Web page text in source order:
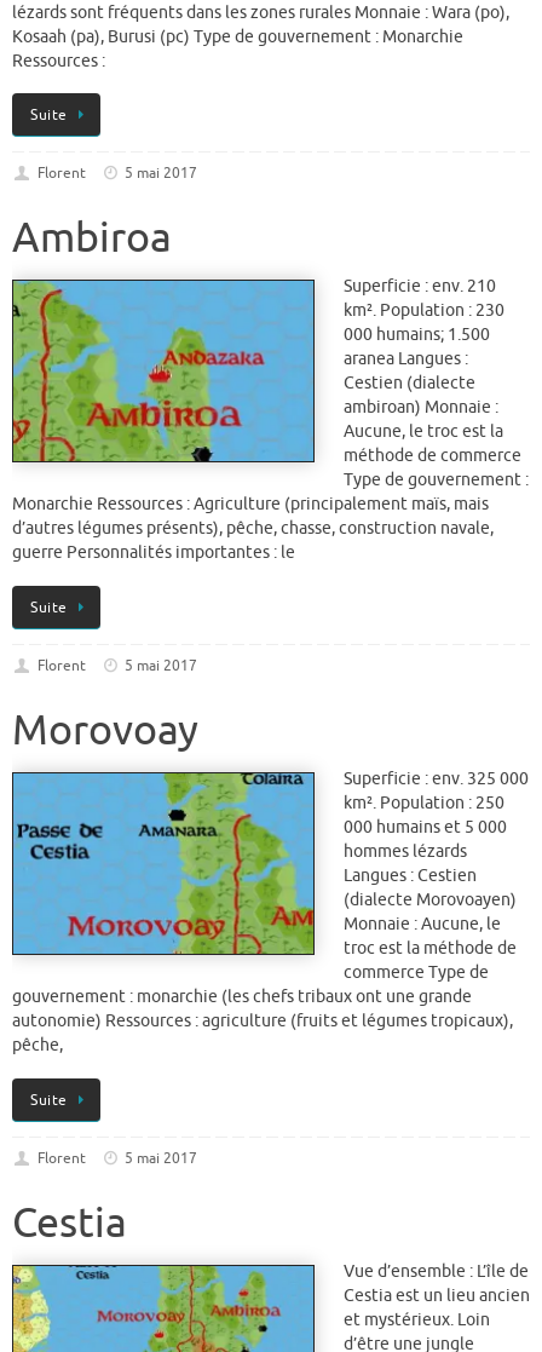
lézards sont fréquents dans les zones rurales Monnaie : Wara (po),
Kosaah (pa), Burusi (pc) Type de gouvernement : Monarchie
Ressources :
Suite
Florent 5 mai 2017
Ambiroa
Superficie : env. 210
km². Population : 230
000 humains; 1.500
aranea Langues :
Cestien (dialecte
ambiroan) Monnaie :
Aucune, le troc est la
méthode de commerce
Type de gouvernement :
Monarchie Ressources : Agriculture (principalement maïs, mais
d’autres légumes présents), pêche, chasse, construction navale,
guerre Personnalités importantes : le
Suite
Florent 5 mai 2017
Morovoay
Superficie : env. 325 000
km². Population : 250
000 humains et 5 000
hommes lézards
Langues : Cestien
(dialecte Morovoayen)
Monnaie : Aucune, le
troc est la méthode de
commerce Type de
gouvernement : monarchie (les chefs tribaux ont une grande
autonomie) Ressources : agriculture (fruits et légumes tropicaux),
pêche,
Suite
Florent 5 mai 2017
Cestia
Vue d’ensemble : L’île de
Cestia est un lieu ancien
et mystérieux. Loin
d’être une jungle